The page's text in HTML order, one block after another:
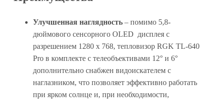
Улучшенная наглядность – помимо 5,8-
дюймового сенсорного OLED дисплея с
разрешением 1280 x 768, тепловизор RGK TL-640
Pro в комплекте с телеобъективами 12° и 6°
дополнительно снабжен видоискателем с
наглазником, что позволяет эффективно работать
при ярком солнце и, при необходимости,